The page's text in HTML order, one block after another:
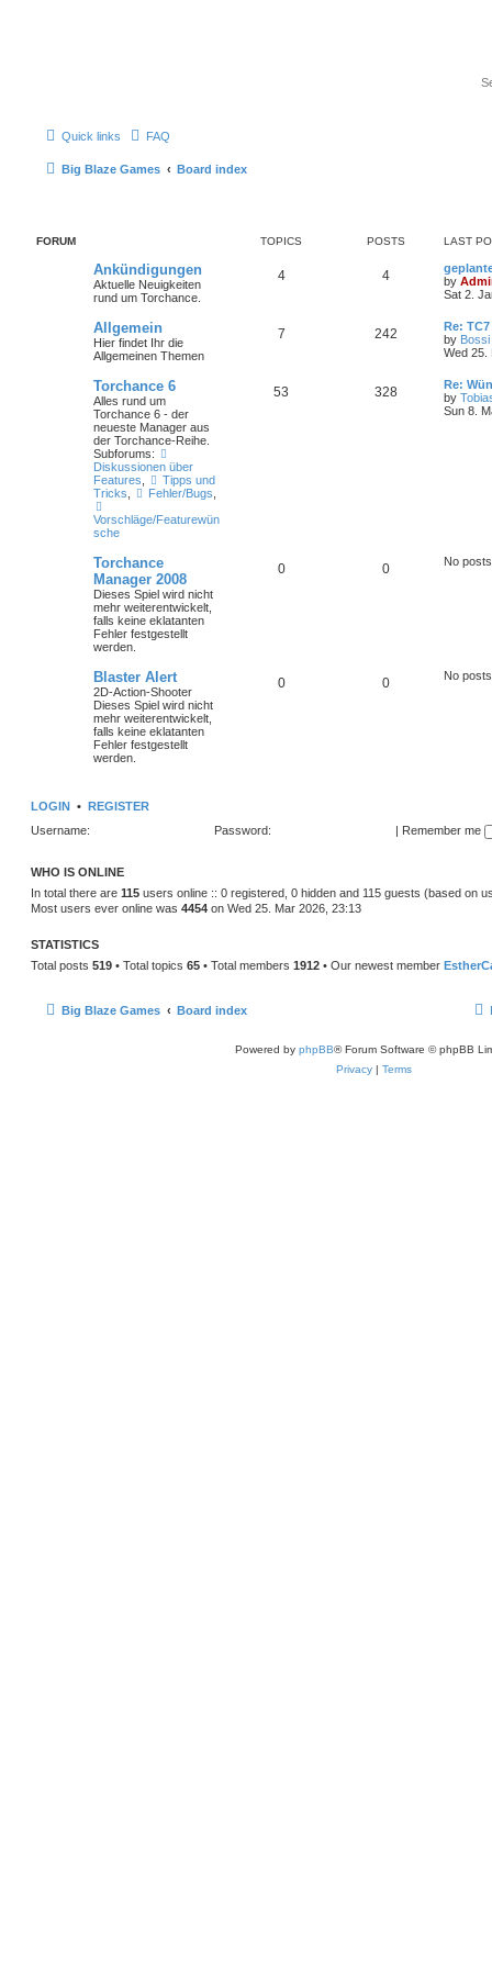
Quick links FAQ
Big Blaze Games Board index
FORUM TOPICS POSTS LAST
Ankündigungen
Aktuelle Neuigkeiten
rund um Torchance.
4 4
by
Sat 2.
Allgemein
Hier findet Ihr die
Allgemeinen Themen
7 242
Re: TC7
by Bossi
Wed 25.
Torchance 6
Alles rund um
Torchance 6 - der
neueste Manager aus
der Torchance-Reihe.
Subforums:
Diskussionen über
Features
Tipps und
Tricks
Fehler/Bugs
Vorschläge/Featurewün
sche
53 328
Re:
by
Sun 8.
Torchance
Manager 2008
Dieses Spiel wird nicht
mehr weiterentwickelt,
falls keine eklatanten
Fehler festgestellt
werden.
0 0 No posts
Blaster Alert
2D-Action-Shooter
Dieses Spiel wird nicht
mehr weiterentwickelt,
falls keine eklatanten
Fehler festgestellt
werden.
0 0 No posts
LOGIN • REGISTER
Username:
Password: Remember me
WHO IS ONLINE
In total there are 115 users online :: 0 registered, 0 hidden and 115 guests (based on
Most users ever online was 4454 on Wed 25. Mar 2026, 23:13
STATISTICS
Total posts 519 • Total topics 65 • Total members 1912 • Our newest member
Big Blaze Games Board index
Powered by phpBB® Forum Software © phpBB
Privacy | Terms